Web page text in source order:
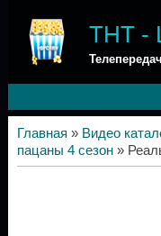
ТНТ -
Главная » Видео
пацаны 4 сезон»